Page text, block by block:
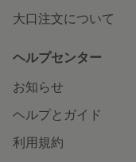
大口注文について
ヘルプセンター
お知らせ
ヘルプとガイド
利用規約